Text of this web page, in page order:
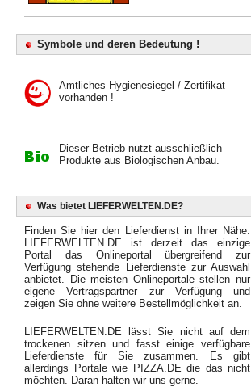
Symbole und deren Bedeutung !
Amtliches Hygienesiegel / Zertifikat
vorhanden !
Dieser Betrieb nutzt ausschließlich
Produkte aus Biologischen Anbau.
Was bietet LIEFERWELTEN.DE?
Finden Sie hier den Lieferdienst in Ihrer Nähe.
LIEFERWELTEN.DE ist derzeit das einzige
Portal das Onlineportal übergreifend zur
Verfügung stehende Lieferdienste zur Auswahl
anbietet. Die meisten Onlineportale stellen nur
eigene Vertragspartner zur Verfügung und
zeigen Sie ohne weitere Bestellmöglichkeit an.
LIEFERWELTEN.DE lässt Sie nicht auf dem
trockenen sitzen und fasst einige verfügbare
Lieferdienste für Sie zusammen. Es gibt
allerdings Portale wie PIZZA.DE die das nicht
möchten. Daran halten wir uns gerne.